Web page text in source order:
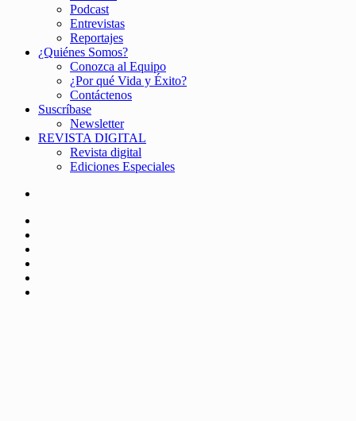
Podcast
Entrevistas
Reportajes
¿Quiénes Somos?
Conozca al Equipo
¿Por qué Vida y Éxito?
Contáctenos
Suscríbase
Newsletter
REVISTA DIGITAL
Revista digital
Ediciones Especiales